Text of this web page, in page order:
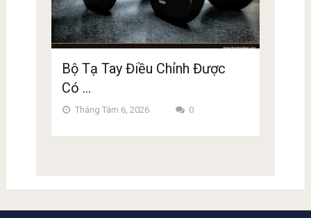
Bộ Tạ Tay Điều Chỉnh Được
Có …
Tháng Tám 6, 2026 0